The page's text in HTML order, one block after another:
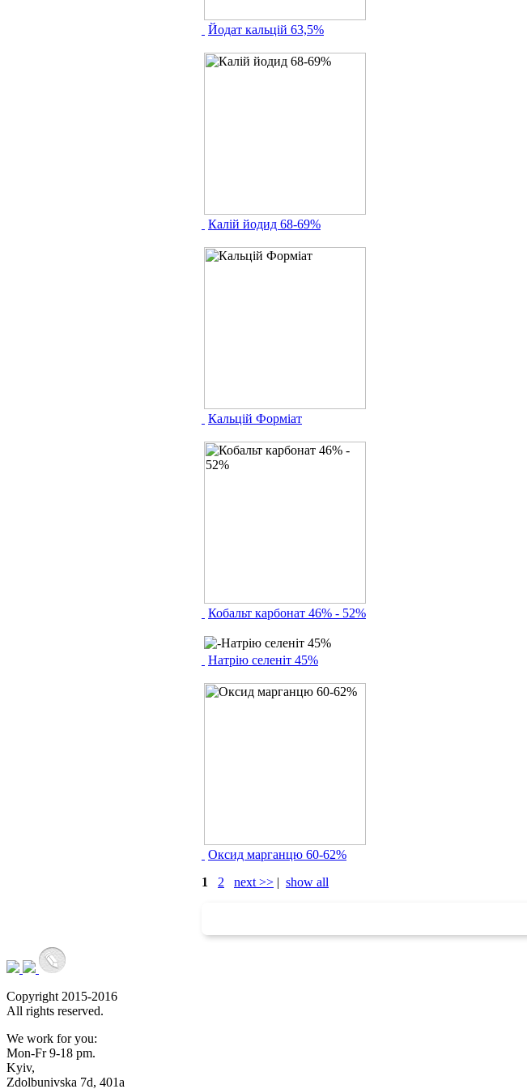
Йодат кальцій 63,5%
Калій йодид 68-69%
Кальцій Форміат
Кобальт карбонат 46% - 52%
Натрію селеніт 45%
Оксид марганцю 60-62%
1
2 next >> | show all
Copyright 2015-2016
All rights reserved.
We work for you:
Mon-Fr 9-18 pm.
Kyiv,
Zdolbunivska 7d, 401a